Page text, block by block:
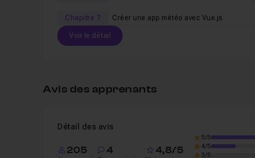
Chapitre 7 Créer une app météo avec Vue.js
Voir le détail
Introduction
Avis des apprenants
Détail des avis
205 4 4,8/5
5/5
4/5
3/5